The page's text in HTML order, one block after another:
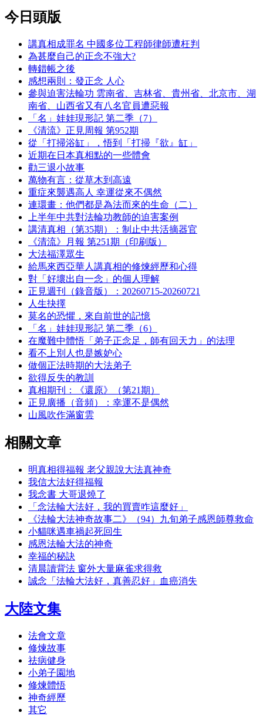
今日頭版
講真相成罪名 中國多位工程師律師遭枉判
為甚麼自己的正念不強大?
轉錯帳之後
感想兩則：發正念 人心
參與迫害法輪功 雲南省、吉林省、貴州省、北京市、湖
南省、山西省又有八名官員遭惡報
「名」娃娃現形記 第二季（7）
《清流》正見周報 第952期
從「打掃浴缸」，悟到「打掃『欲』缸」
近期在日本真相點的一些體會
勸三退小故事
萬物有言：從草木到高遠
重症來襲遇高人 幸運從來不偶然
連環畫：他們都是為法而來的生命（二）
上半年中共對法輪功教師的迫害案例
講清真相（第35期）：制止中共活摘器官
《清流》月報 第251期（印刷版）
大法福澤眾生
給馬來西亞華人講真相的修煉經歷和心得
對「好壞出自一念」的個人理解
正見週刊（錄音版）：20260715-20260721
人生抉擇
莫名的恐懼，來自前世的記憶
「名」娃娃現形記 第二季（6）
在魔難中體悟「弟子正念足，師有回天力」的法理
看不上別人也是嫉妒心
做個正法時期的大法弟子
欲得反失的教訓
真相期刊：《還原》（第21期）
正見廣播（音頻）：幸運不是偶然
山風吹作滿窗雲
相關文章
明真相得福報 老父親說大法真神奇
我信大法好得福報
我念書 大哥退燒了
「念法輪大法好，我的買賣咋這麼好」
《法輪大法神奇故事二》（94）九旬弟子感恩師尊救命
小貓咪遇車禍起死回生
感恩法輪大法的神奇
幸福的秘訣
清晨讀背法 窗外大量麻雀求得救
誠念「法輪大法好，真善忍好」血癌消失
大陸文集
法會文章
修煉故事
祛病健身
小弟子園地
修煉體悟
神奇經歷
其它